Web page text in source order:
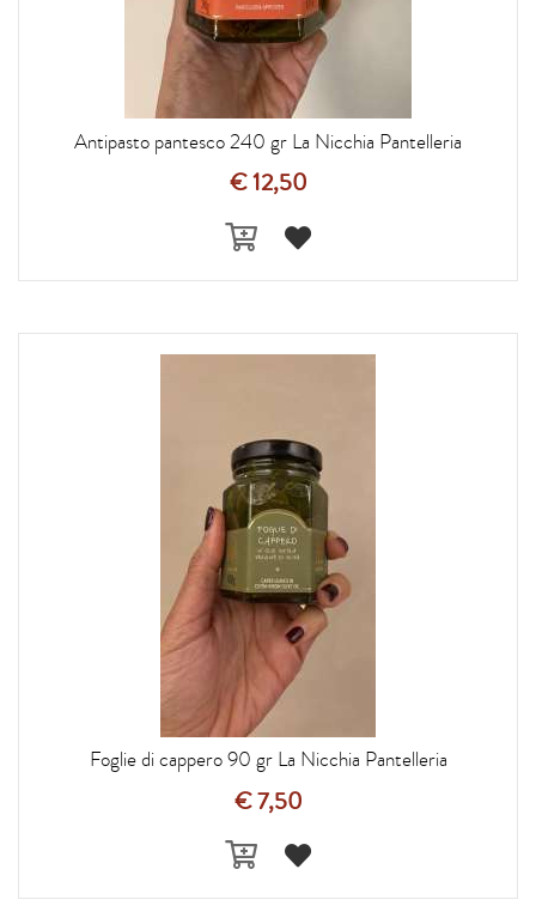
Antipasto pantesco 240 gr La Nicchia Pantelleria
€ 12,50
Foglie di cappero 90 gr La Nicchia Pantelleria
€ 7,50